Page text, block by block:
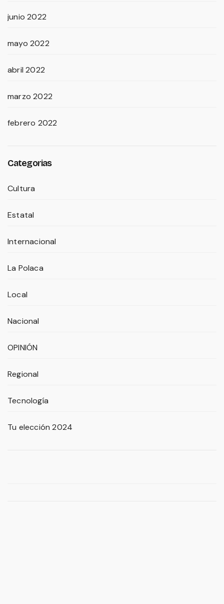
junio 2022
mayo 2022
abril 2022
marzo 2022
febrero 2022
Categorias
Cultura
Estatal
Internacional
La Polaca
Local
Nacional
OPINIÓN
Regional
Tecnología
Tu elección 2024